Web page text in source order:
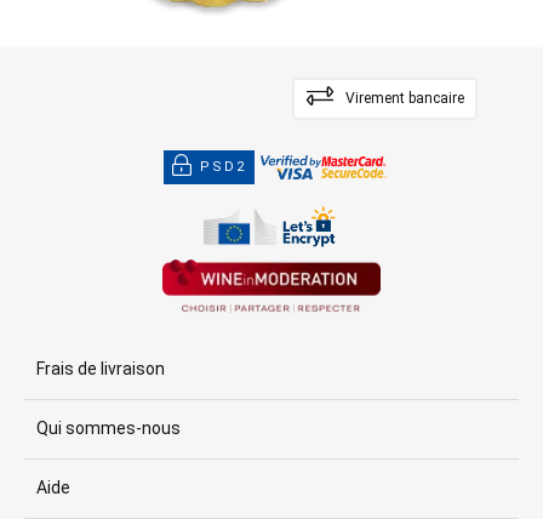
Virement bancaire
PSD2
Frais de livraison
Qui sommes-nous
Aide